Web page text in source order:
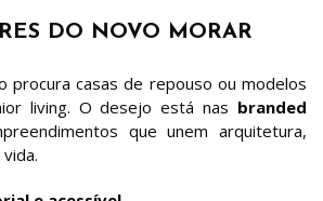
DO NOVO MORAR
procura casas de repouso ou modelos
living. O desejo está nas branded
que unem arquitetura,